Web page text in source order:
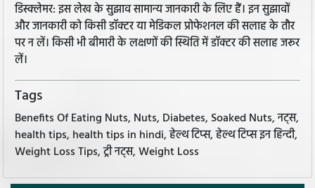
डिस्क्लेमर: इस लेख के सुझाव सामान्य जानकारी के लिए हैं। इन सुझावों
और जानकारी को किसी डॉक्टर या मेडिकल प्रोफेशनल की सलाह के तौर
पर न लें। किसी भी बीमारी के लक्षणों की स्थिति में डॉक्टर की सलाह जरूर
लें।
Tags
Benefits Of Eating Nuts, Nuts, Diabetes, Soaked Nuts, नट्स,
health tips, health tips in hindi, हेल्थ टिप्स, हेल्थ टिप्स इन हिन्दी,
Weight Loss Tips, ट्री नट्स, Weight Loss